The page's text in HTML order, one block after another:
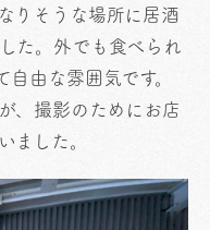
りそうな場所に居酒
た。外でも食べられ
自由な雰囲気です。
、撮影のためにお店
ました。